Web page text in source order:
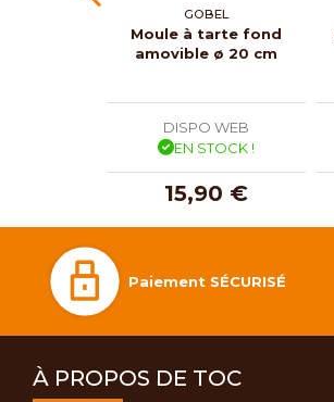
GOBEL
Moule à tarte fond
amovible ø 20 cm
DISPO WEB
EN STOCK !
15,90 €
Paiement SÉCURISÉ
À PROPOS DE TOC